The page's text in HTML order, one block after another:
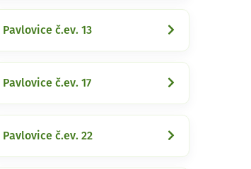
Pavlovice č.ev. 13
Pavlovice č.ev. 17
Pavlovice č.ev. 22